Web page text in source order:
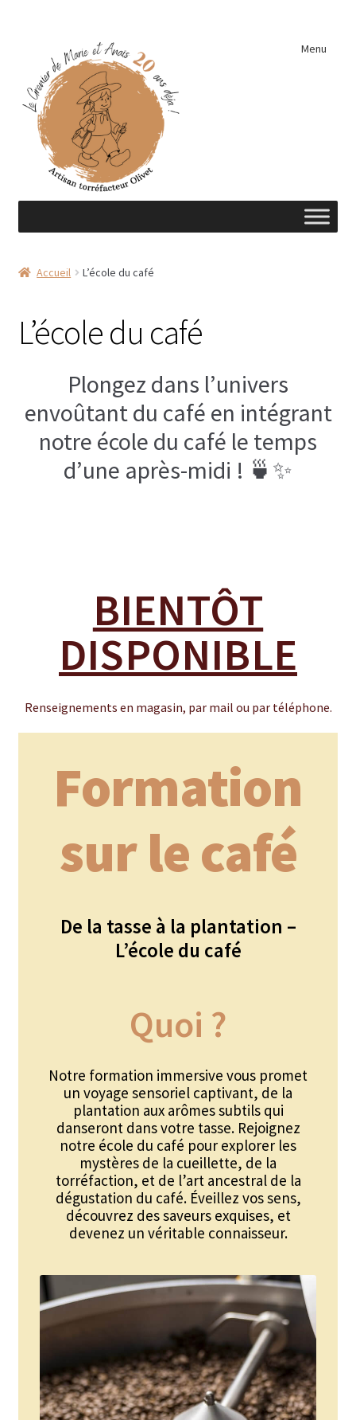
navigation
contenu
Menu
Éléments de cuisine
Carafes à eau
Dessous de plat
Boîtes vides
Parfums d’intérieur
Bougies parfumées
Bougies parfumées Durance
Bougies parfumées Durance
Petites bougies Durance
Bougies parfumées Woodwick
Diffuseurs de parfum
Salle de bain
Savons solides et liquides
Shampoings et savons solides
Trousses de toilette
Boissons alcoolisées
Bières régionales
Coffrets boissons alcoolisées
Mélanges pour cocktail
Vodkas
Boutique du Grenier de Marie et Anaïs
Cafés aromatisés
Calendriers de l’Avent
Accueil L’école du café
L’école du café
Plongez dans l’univers
envoûtant du café en intégrant
notre école du café le temps
d’une après-midi ! 🍵✨
BIENTÔT
DISPONIBLE
Renseignements en magasin, par mail ou par téléphone.
Formation
sur le café
De la tasse à la plantation –
L’école du café
Quoi ?
Notre formation immersive vous promet
un voyage sensoriel captivant, de la
plantation aux arômes subtils qui
danseront dans votre tasse. Rejoignez
notre école du café pour explorer les
mystères de la cueillette, de la
torréfaction, et de l’art ancestral de la
dégustation du café. Éveillez vos sens,
découvrez des saveurs exquises, et
devenez un véritable connaisseur.